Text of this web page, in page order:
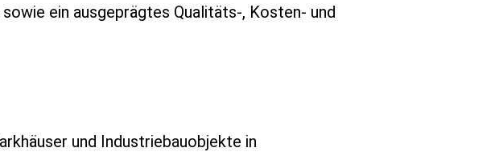
ein ausgeprägtes Qualitäts-, Kosten- und
und Industriebauobjekte in